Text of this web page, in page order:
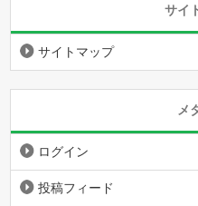
サイ
サイトマップ
メ
ログイン
投稿フィード